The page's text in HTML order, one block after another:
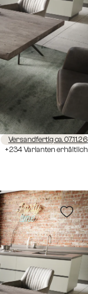
Versandfertig ca. 07.11.26
+234 Varianten erhältlich